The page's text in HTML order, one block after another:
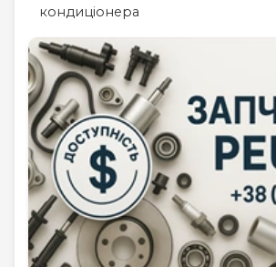
кондиціонера